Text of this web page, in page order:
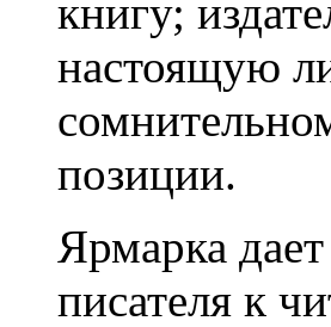
книгу;
настоящую
позиции.
Ярмарка
писателя к